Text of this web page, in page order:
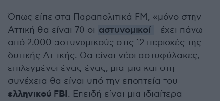
Όπως είπε στα Παραπολιτικά FM, «μόνο στην
Αττική θα είναι 70 οι αστυνομικοί - έχει πάνω
από 2.000 αστυνομικούς στις 12 περιοχές της
δυτικής Αττικής. Θα είναι νέοι αστυφύλακες,
επιλεγμένοι ένας-ένας, μια-μια και στη
συνέχεια θα είναι υπό την εποπτεία του
ελληνικού FBI. Επειδή είναι μια ιδιαίτερα